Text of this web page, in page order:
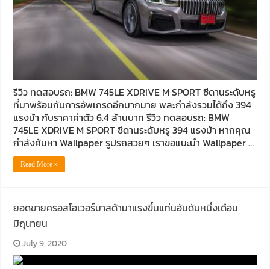
รีวิว ทดสอบรถ: BMW 745LE XDRIVE M SPORT ซีดานระดับหรู
ที่มาพร้อมกับการอัพเกรดอีกมากมาย พละกำลังรวมได้ถึง 394
แรงม้า กับราคาค่าตัว 6.4 ล้านบาท รีวิว ทดสอบรถ: BMW
745LE XDRIVE M SPORT ซีดานระดับหรู 394 แรงม้า หากคุณ
กำลังค้นหา Wallpaper รูปรถสวยๆ เราขอแนะนำ Wallpaper …
Read More »
ยอดขายครอสโอเวอร์มาสด้ามาแรงขึ้นแท่นอันดับหนึ่งเดือน
มิถุนายน
July 9, 2020